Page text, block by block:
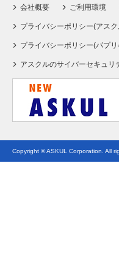
会社概要 ご利用環境
プライバシーポリシー(アス
プライバシーポリシー(パプ
アスクルのサイバーセキュリ
Copyright © ASKUL Corporation. All